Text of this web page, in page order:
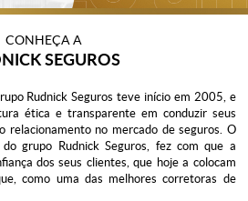
CONHEÇA A
SEGUROS
Rudnick Seguros teve início em 2005, e
ética e transparente em conduzir seus
relacionamento no mercado de seguros. O
grupo Rudnick Seguros, fez com que a
dos seus clientes, que hoje a colocam
como uma das melhores corretoras de